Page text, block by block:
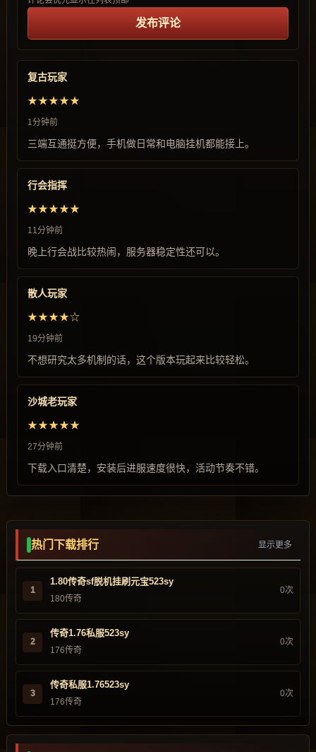
发布评论
复古玩家
★★★★★
1分钟前
三端互通挺方便，手机做日常和电脑挂机都能接上。
行会指挥
★★★★★
11分钟前
晚上行会战比较热闹，服务器稳定性还可以。
散人玩家
★★★★☆
19分钟前
不想研究太多机制的话，这个版本玩起来比较轻松。
沙城老玩家
★★★★★
27分钟前
下载入口清楚，安装后进服速度很快，活动节奏不错。
热门下载排行 显示更多
1
1.80传奇sf脱机挂刷元宝523sy
180传奇
0次
2
传奇1.76私服523sy
176传奇
0次
3
传奇私服1.76523sy
176传奇
0次